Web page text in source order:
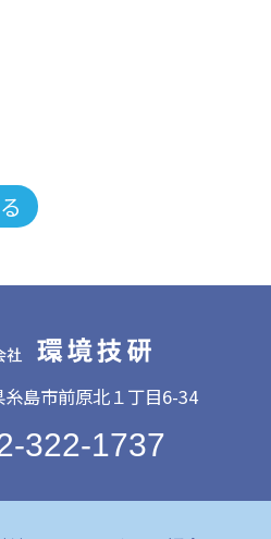
島市前原北１丁目6-34
322-1737